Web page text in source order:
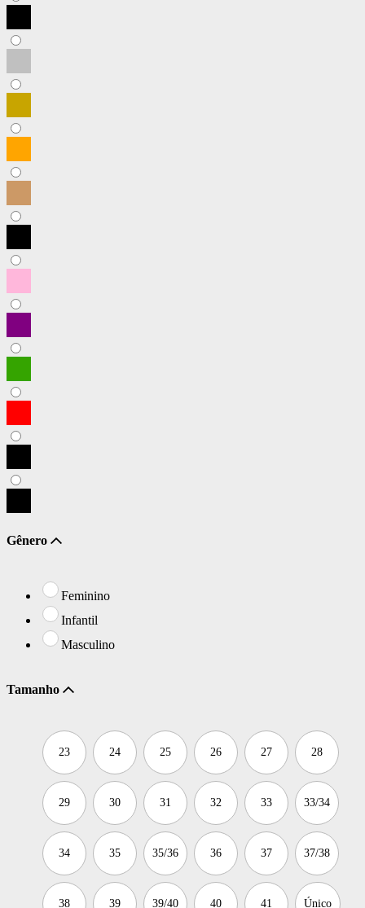
Gênero
Feminino
Infantil
Masculino
Tamanho
23 24 25 26 27 28
29 30 31 32 33 33/34
34 35 35/36 36 37 37/38
38 39 39/40 40 41 Único